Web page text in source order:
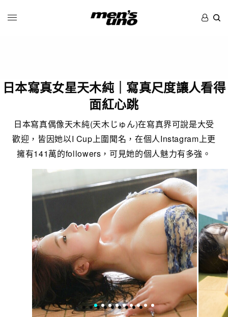
日本寫真女星天木純｜寫真尺度讓人看得
面紅心跳
日本寫真偶像天木純(天木じゅん)在寫真界可說是大受
歡迎，皆因她以I Cup上圍聞名，在個人Instagram上更
擁有141萬的followers，可見她的個人魅力有多強。